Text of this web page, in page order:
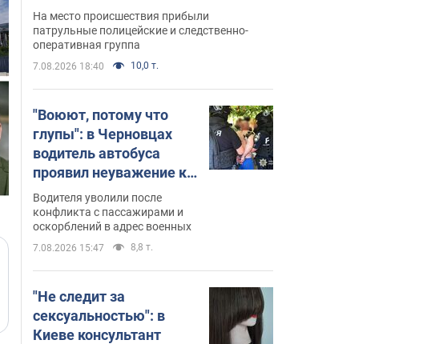
маршрутке: полиция составила
административный протокол.
Видео
На место происшествия прибыли
патрульные полицейские и следственно-
оперативная группа
7.08.2026 18:40 10,0 т.
"Воюют, потому что
глупы": в Черновцах
водитель автобуса
проявил неуважение к
украинским военным и
поплатился за это.
Видео
Водителя уволили после
конфликта с пассажирами и
оскорблений в адрес военных
7.08.2026 15:47 8,8 т.
"Не следит за
сексуальностью": в
Киеве консультант